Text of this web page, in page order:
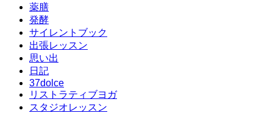
薬膳
発酵
サイレントブック
出張レッスン
思い出
日記
37dolce
リストラティブヨガ
スタジオレッスン